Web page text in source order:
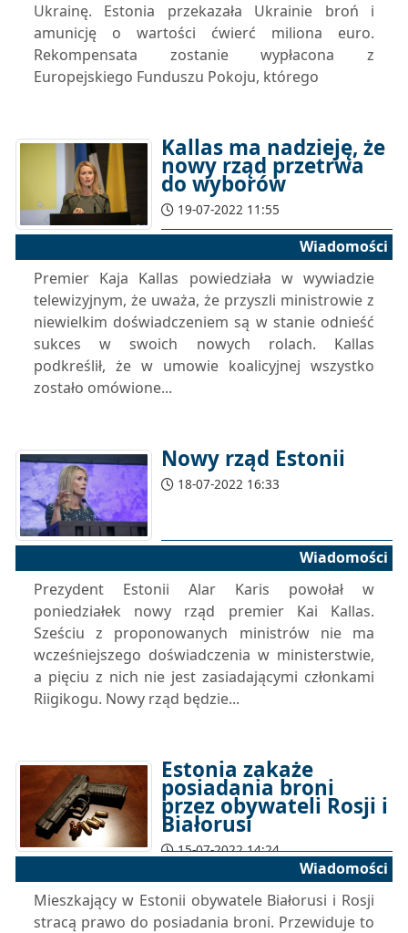
Ukrainę. Estonia przekazała Ukrainie broń i
amunicję o wartości ćwierć miliona euro.
Rekompensata zostanie wypłacona z
Europejskiego Funduszu Pokoju, którego
Kallas ma nadzieję, że
nowy rząd przetrwa
do wyborów
19-07-2022 11:55
Wiadomości
Premier Kaja Kallas powiedziała w wywiadzie
telewizyjnym, że uważa, że ​​przyszli ministrowie z
niewielkim doświadczeniem są w stanie odnieść
sukces w swoich nowych rolach. Kallas
podkreślił, że w umowie koalicyjnej wszystko
zostało omówione...
Nowy rząd Estonii
18-07-2022 16:33
Wiadomości
Prezydent Estonii Alar Karis powołał w
poniedziałek nowy rząd premier Kai Kallas.
Sześciu z proponowanych ministrów nie ma
wcześniejszego doświadczenia w ministerstwie,
a pięciu z nich nie jest zasiadającymi członkami
Riigikogu. Nowy rząd będzie...
Estonia zakaże
posiadania broni
przez obywateli Rosji i
Białorusi
15-07-2022 14:24
Wiadomości
Mieszkający w Estonii obywatele Białorusi i Rosji
stracą prawo do posiadania broni. Przewiduje to